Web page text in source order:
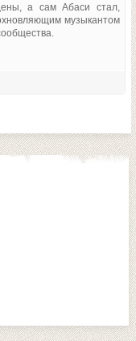
а сам Абаси стал,
музыкантом